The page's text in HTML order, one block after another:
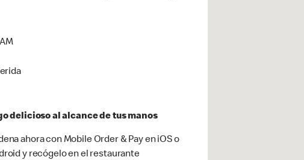
delicioso al alcance de tus manos
ahora con Mobile Order & Pay en iOS o
y recógelo en el restaurante